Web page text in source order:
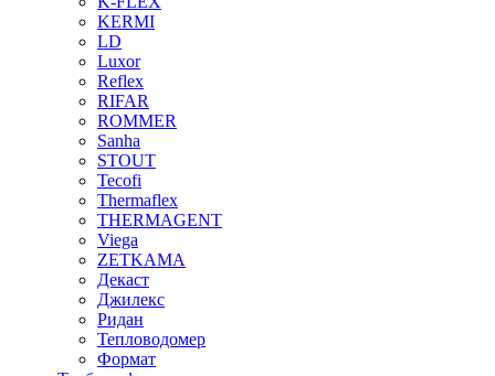
KERMI
LD
Luxor
Reflex
RIFAR
ROMMER
Sanha
STOUT
Tecofi
Thermaflex
THERMAGENT
Viega
ZETKAMA
Декаст
Джилекс
Ридан
Тепловодомер
Формат